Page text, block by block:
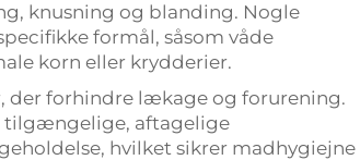
knusning og blanding. Nogle
formål, såsom våde
korn eller krydderier.
der forhindre lækage og forurening.
tilgængelige, aftagelige
hvilket sikrer madhygiejne